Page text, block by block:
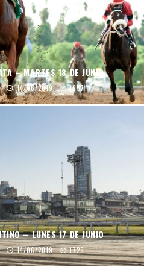
– MARTES 18 DE JUNIO
14/06/2019 1957
– LUNES 17 DE JUNIO
14/06/2019 1728